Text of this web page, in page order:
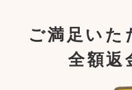
ご満足いた
全額返